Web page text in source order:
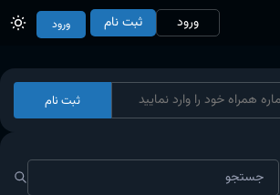
ورود ثبت نام ورود
ثبت نام